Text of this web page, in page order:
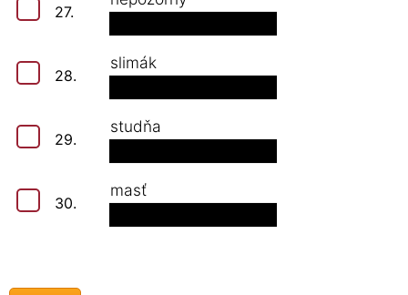
27.
28.
slimák
29.
studňa
30.
masť